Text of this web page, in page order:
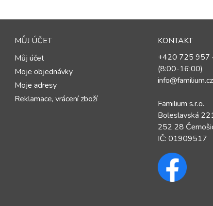
MŮJ ÚČET
Můj účet
Moje objednávky
Moje adresy
Reklamace, vrácení zboží
KONTAKT
+420 725 957
(8:00-16:00)
info@familium.cz
Familium s.r.o.
Boleslavská
252 28
IČ: 01909517